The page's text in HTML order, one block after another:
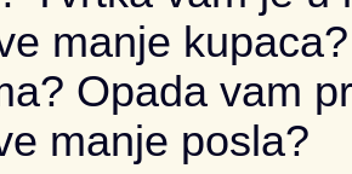
manje
Opada vam
manje posla?